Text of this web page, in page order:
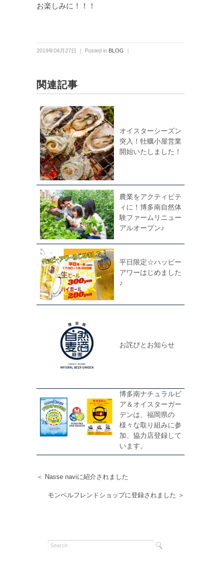
お楽しみに！！！
2019年04月27日 ｜ Posted in BLOG ｜
関連記事
オイスターシーズン
突入！牡蠣小屋営業
開始いたしました！
農業をアクティビテ
ィに！博多南自然体
験ファームリニュー
アルオープン♪
平日限定☆ハッピー
アワーはじめました
♪
お詫びとお知らせ
博多南ナチュラルビ
ア＆オイスターガー
デンは、福岡県の
様々な取り組みに参
加、協力店登録して
います。
＜ Nasse naviに紹介されました
モンベルフレンドショップに登録されました ＞